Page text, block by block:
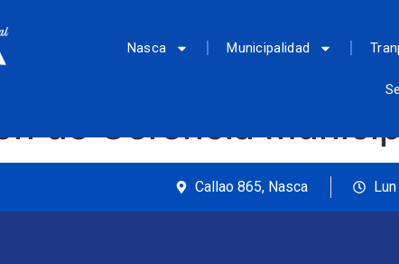
Nasca Municipalidad
de Gerencia
Callao 865, Nasca